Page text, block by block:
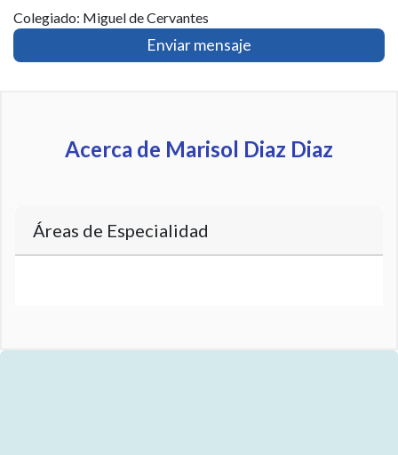
Colegiado: Miguel de Cervantes
Enviar mensaje
Acerca de Marisol Diaz Diaz
Áreas de Especialidad